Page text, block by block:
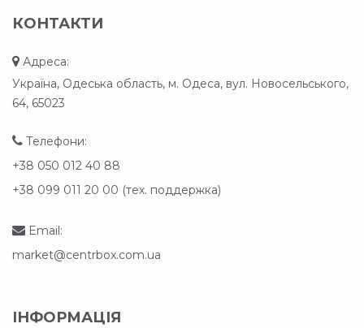
КОНТАКТИ
Адреса:
Україна, Одеська область, м. Одеса, вул. Новосельського,
64, 65023
Телефони:
+38 050 012 40 88
+38 099 011 20 00 (тех. поддержка)
Email:
market@centrbox.com.ua
ІНФОРМАЦІЯ